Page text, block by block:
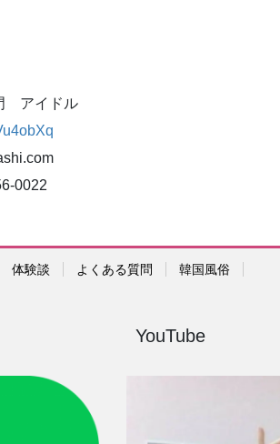
アイドル
0022
体験談 よくある質問 韓国風俗
YouTube